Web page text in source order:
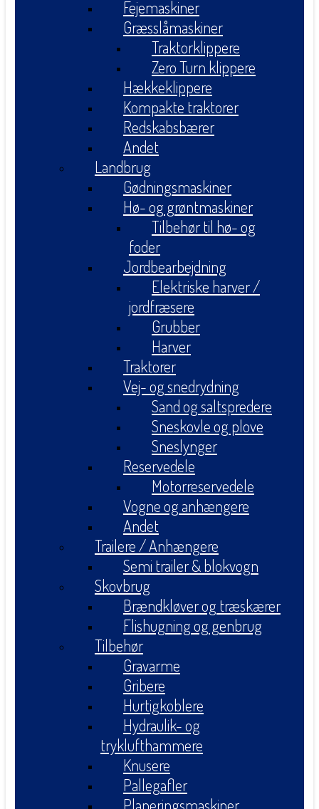
Fejemaskiner
Græsslåmaskiner
Traktorklippere
Zero Turn klippere
Hækkeklippere
Kompakte traktorer
Redskabsbærer
Andet
Landbrug
Gødningsmaskiner
Hø- og grøntmaskiner
Tilbehør til hø- og
foder
Jordbearbejdning
Elektriske harver /
jordfræsere
Grubber
Harver
Traktorer
Vej- og snedrydning
Sand og saltspredere
Sneskovle og plove
Sneslynger
Reservedele
Motorreservedele
Vogne og anhængere
Andet
Trailere / Anhængere
Semi trailer & blokvogn
Skovbrug
Brændkløver og træskærer
Flishugning og genbrug
Tilbehør
Gravarme
Gribere
Hurtigkoblere
Hydraulik- og
tryklufthammere
Knusere
Pallegafler
Planeringsmaskiner